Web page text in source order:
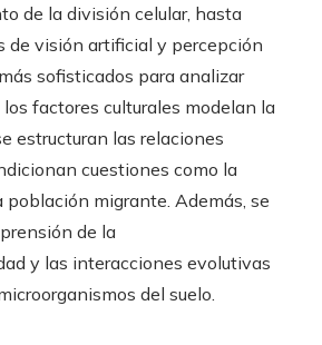
de la división celular, hasta
de visión artificial y percepción
sofisticados para analizar
factores culturales modelan la
estructuran las relaciones
cuestiones como la
población migrante. Además, se
de la
y las interacciones evolutivas
del suelo.